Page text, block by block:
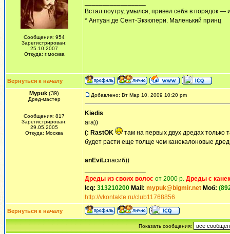
Сообщения: 954
Зарегистрирован:
25.10.2007
Откуда: г.москва
Встал поутру, умылся, привел себя в порядок —
* Антуан де Сент-Экзюпери. Маленький принц
Вернуться к началу
Mypuk (39)
Дред-мастер
Сообщения: 817
Зарегистрирован:
29.05.2005
Откуда: Москва
Добавлено: Вт Мар 10, 2009 10:20 pm
Kiedis
ага))
(: RastOK
там на первых двух дредах только
будет расти еще толще чем канекалоновые
anEviLспасиб))
Дреды из своих волос от 2000 р. Дреды с
Icq: 313210200 Mail: mypuk@bigmir.net Моб:
http://vkontakte.ru/club11768856
Вернуться к началу
Показать сообщения: